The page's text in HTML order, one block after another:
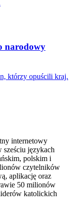
narodowy
którzy opuścili kraj.
internetowy
sześciu językach
polskim i
czytelników
aplikację oraz
50 milionów
katolickich